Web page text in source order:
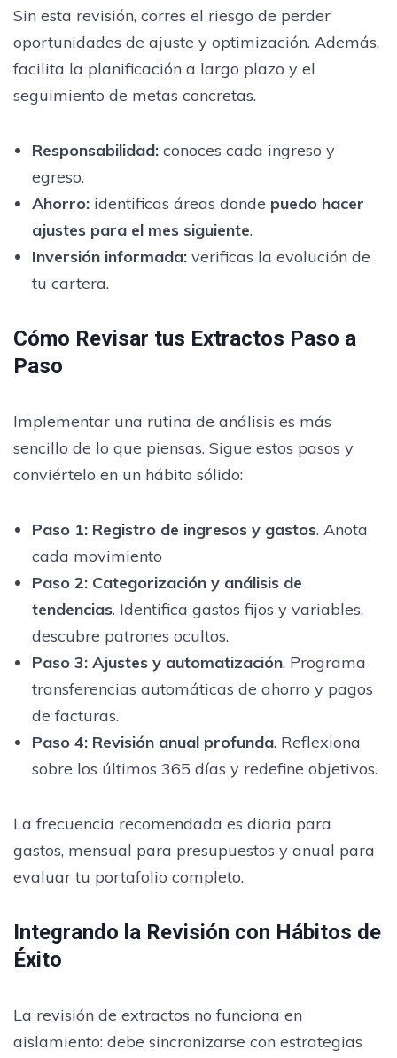
Sin esta revisión, corres el riesgo de perder
oportunidades de ajuste y optimización. Además,
facilita la planificación a largo plazo y el
seguimiento de metas concretas.
Responsabilidad:conoces cada ingreso y
egreso.
Ahorro:identificas áreas donde puedo hacer
ajustes para el mes siguiente.
Inversión informada:verificas la evolución de
tu cartera.
Cómo Revisar tus Extractos Paso a
Paso
Implementar una rutina de análisis es más
sencillo de lo que piensas. Sigue estos pasos y
conviértelo en un hábito sólido:
Paso 1:Registro de ingresos y gastos. Anota
cada movimiento
Paso 2:Categorización y análisis de
tendencias. Identifica gastos fijos y variables,
descubre patrones ocultos.
Paso 3:Ajustes y automatización. Programa
transferencias automáticas de ahorro y pagos
de facturas.
Paso 4:Revisión anual profunda. Reflexiona
sobre los últimos 365 días y redefine objetivos.
La frecuencia recomendada es diaria para
gastos, mensual para presupuestos y anual para
evaluar tu portafolio completo.
Integrando la Revisión con Hábitos de
Éxito
La revisión de extractos no funciona en
aislamiento: debe sincronizarse con estrategias